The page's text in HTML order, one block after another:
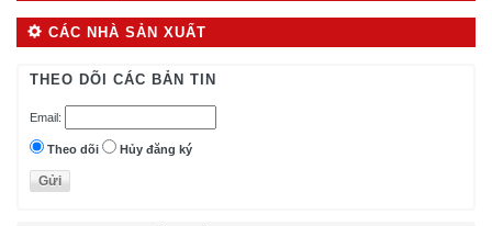
CÁC NHÀ SẢN XUẤT
THEO DÕI CÁC BẢN TIN
Email:
Theo dõi Hủy đăng ký